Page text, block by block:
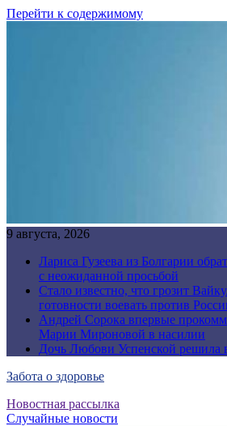
Перейти к содержимому
9 августа, 2026
Лариса Гузеева из Болгарии
с неожиданной просьбой
Стало известно, что грозит
готовности воевать против
Андрей Сорока впервые
Марии Мироновой в насилии
Дочь Любови Успенской решила
Забота о здоровье
Новостная рассылка
Случайные новости